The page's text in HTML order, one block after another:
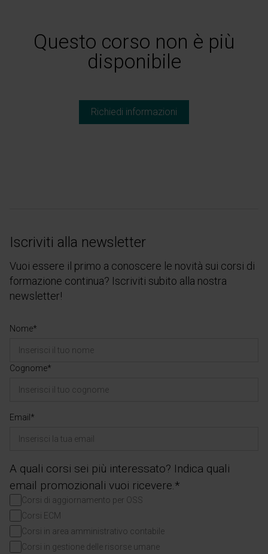
Questo corso non è più
disponibile
Richiedi informazioni
Iscriviti alla newsletter
Vuoi essere il primo a conoscere le novità sui corsi di
formazione continua? Iscriviti subito alla nostra
newsletter!
Nome*
Cognome*
Email*
A quali corsi sei più interessato? Indica quali
email promozionali vuoi ricevere.*
Corsi di aggiornamento per OSS
Corsi ECM
Corsi in area amministrativo contabile
Corsi in gestione delle risorse umane